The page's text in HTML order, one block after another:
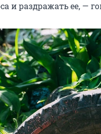
и раздражать ее, —